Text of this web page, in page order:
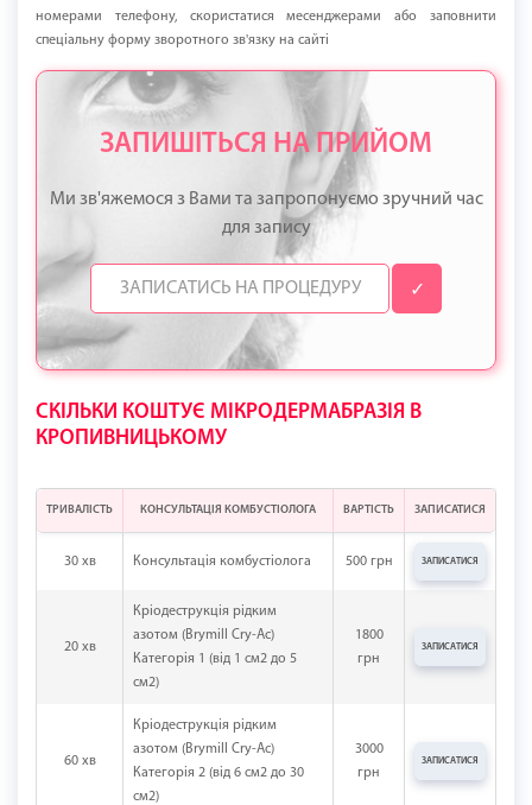
номерами телефону, скористатися месенджерами або заповнити
спеціальну форму зворотного зв'язку на сайті
ЗАПИШІТЬСЯ НА ПРИЙОМ
Ми зв'яжемося з Вами та запропонуємо зручний час
для запису
✓
СКІЛЬКИ КОШТУЄ МІКРОДЕРМАБРАЗІЯ В
КРОПИВНИЦЬКОМУ
30 хв Консультація комбустіолога 500 грн ЗАПИСАТИСЯ
20 хв
Кріодеструкція рідким
азотом (Brymill Cry-Ac)
Категорія 1 (від 1 см2 до 5
см2)
1800
грн
ЗАПИСАТИСЯ
60 хв
Кріодеструкція рідким
азотом (Brymill Cry-Ac)
Категорія 2 (від 6 см2 до 30
см2)
3000
грн
ЗАПИСАТИСЯ
ТРИВАЛІСТЬ КОНСУЛЬТАЦІЯ КОМБУСТІОЛОГА ВАРТІСТЬ ЗАПИСАТИСЯ